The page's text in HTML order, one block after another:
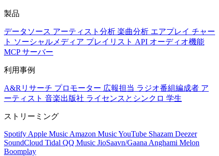
製品
データソース アーティスト分析 楽曲分析 エアプレイ チャー
ト ソーシャルメディア プレイリスト API オーディオ機能
MCP サーバー
利用事例
A&Rリサーチ プロモーター 広報担当 ラジオ番組編成者 ア
ーティスト 音楽出版社 ライセンスとシンクロ 学生
ストリーミング
Spotify Apple Music Amazon MusicYouTube Shazam Deezer
SoundCloud Tidal QQ Music JioSaavn/Gaana Anghami Melon
Boomplay